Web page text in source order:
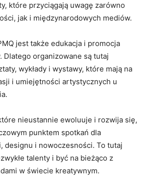
które przyciągają uwagę‌ zarówno‌
jak i międzynarodowych mediów.
jest także edukacja i ⁢promocja
Dlatego organizowane są tutaj
wykłady i wystawy, które mają na
i umiejętności artystycznych u⁤
nieustannie ewoluuje i rozwija się,⁣
punktem spotkań ⁣dla⁤
⁤designu i nowoczesności. To tutaj
talenty i⁢ być na ‌bieżąco z
w świecie ⁢kreatywnym.